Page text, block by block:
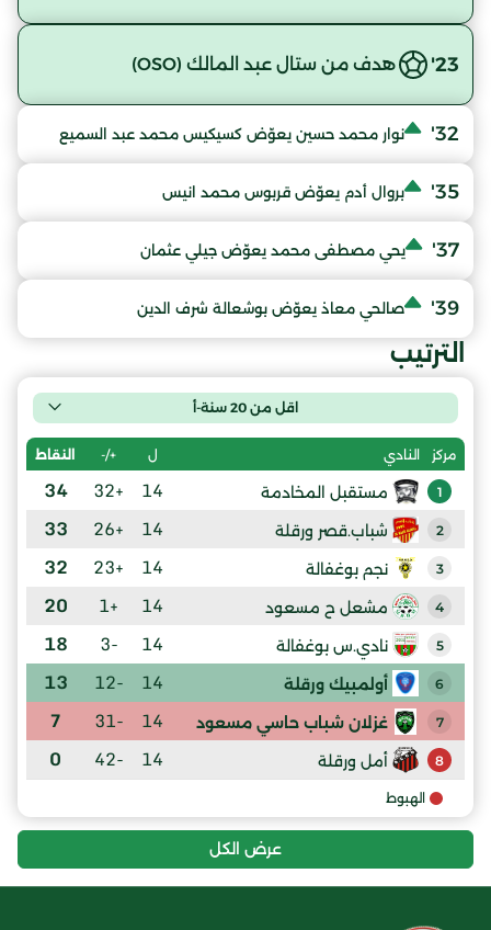
23' هدف من ستال عبد المالك (OSO)
32' نوار محمد حسين يعوّض كسيكيس محمد عبد السميع
35' بروال أدم يعوّض قربوس محمد انيس
37' يحي مصطفى محمد يعوّض جيلي عثمان
39' صالحي معاذ يعوّض بوشعالة شرف الدين
الترتيب
اقل من 20 سنة-أ
مركز النادي ل +/- النقاط
1 مستقبل المخادمة 14
+32
34
2 شباب.قصر ورقلة 14
+26
33
3 نجم بوغفالة 14
+23
32
4 مشعل ح مسعود 14
+1
20
5 نادي.س بوغفالة 14
-3
18
6 أولمبيك ورقلة 14
-12
13
7 غزلان شباب حاسي مسعود 14
-31
7
8 أمل ورقلة 14
-42
0
الهبوط
عرض الكل